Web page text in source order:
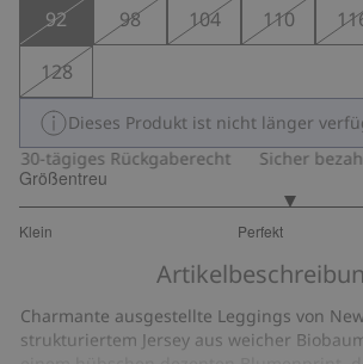
92 98 104 110
128
Dieses Produkt ist nicht länger
30-tägiges Rückgaberecht
Sicher
Größentreu
Klein Perfekt
von
34
Bewertungen
Charmante ausgestellte Leggings von
strukturiertem Jersey aus weicher